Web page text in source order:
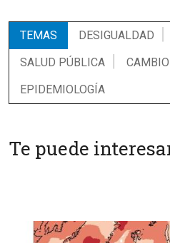
TEMAS DESIGUALDAD
SALUD PÚBLICA
EPIDEMIOLOGÍA
Te puede